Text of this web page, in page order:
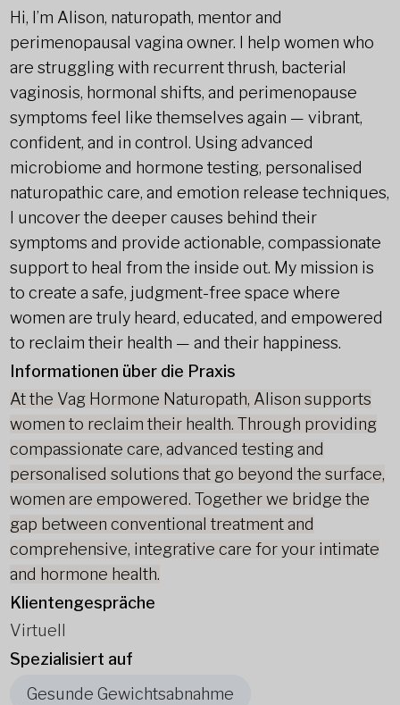
Hi, I’m Alison, naturopath, mentor and
perimenopausal vagina owner. I help women who
are struggling with recurrent thrush, bacterial
vaginosis, hormonal shifts, and perimenopause
symptoms feel like themselves again — vibrant,
confident, and in control. Using advanced
microbiome and hormone testing, personalised
naturopathic care, and emotion release techniques,
I uncover the deeper causes behind their
symptoms and provide actionable, compassionate
support to heal from the inside out. My mission is
to create a safe, judgment-free space where
women are truly heard, educated, and empowered
to reclaim their health — and their happiness.
Informationen über die Praxis
At the Vag Hormone Naturopath, Alison supports
women to reclaim their health. Through providing
compassionate care, advanced testing and
personalised solutions that go beyond the surface,
women are empowered. Together we bridge the
gap between conventional treatment and
comprehensive, integrative care for your intimate
and hormone health.
Klientengespräche
Virtuell
Spezialisiert auf
Gesunde Gewichtsabnahme